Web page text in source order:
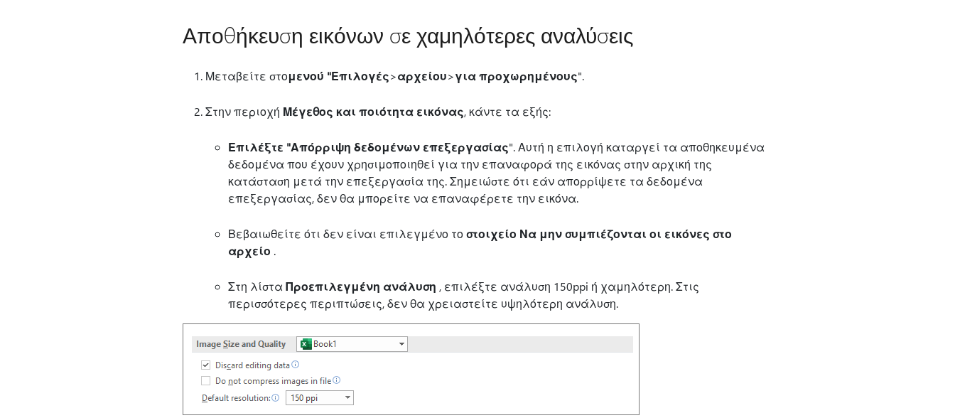
Αποθήκευση εικόνων σε χαμηλότερες αναλύσεις
Μεταβείτε στομενού "Επιλογές>αρχείου>για προχωρημένους".
Στην περιοχή Μέγεθος και ποιότητα εικόνας, κάντε τα εξής:
Επιλέξτε "Απόρριψη δεδομένων επεξεργασίας". Αυτή η επιλογή καταργεί τα αποθηκευμένα
δεδομένα που έχουν χρησιμοποιηθεί για την επαναφορά της εικόνας στην αρχική της
κατάσταση μετά την επεξεργασία της. Σημειώστε ότι εάν απορρίψετε τα δεδομένα
επεξεργασίας, δεν θα μπορείτε να επαναφέρετε την εικόνα.
Βεβαιωθείτε ότι δεν είναι επιλεγμένο τοστοιχείο Να μην συμπιέζονται οι εικόνες στο
αρχείο .
Στη λίστα Προεπιλεγμένη ανάλυση , επιλέξτε ανάλυση 150ppi ή χαμηλότερη. Στις
περισσότερες περιπτώσεις, δεν θα χρειαστείτε υψηλότερη ανάλυση.